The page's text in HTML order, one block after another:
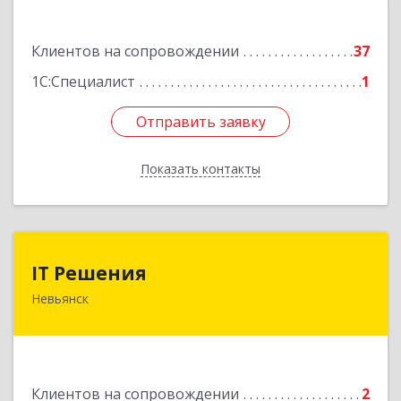
Клиентов на сопровождении
37
1С:Специалист
1
Отправить заявку
Показать контакты
Отправить заявку
Назад
IT Решения
Невьянск
Клиентов на сопровождении 2